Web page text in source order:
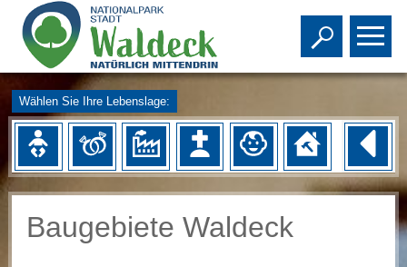
Toggle
Wählen Sie Ihre Lebenslage:
Baugebiete Waldeck